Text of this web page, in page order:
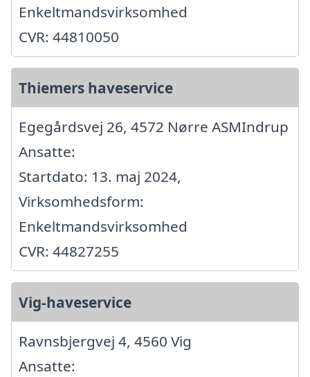
Enkeltmandsvirksomhed
CVR: 44810050
Thiemers haveservice
Egegårdsvej 26, 4572 Nørre ASMIndrup
Ansatte:
Startdato: 13. maj 2024,
Virksomhedsform:
Enkeltmandsvirksomhed
CVR: 44827255
Vig-haveservice
Ravnsbjergvej 4, 4560 Vig
Ansatte: